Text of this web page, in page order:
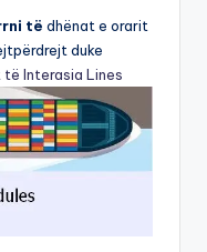
të dhënat e orarit
duke
Interasia Lines